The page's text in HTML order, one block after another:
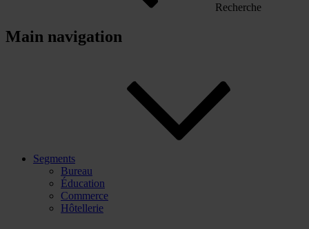
Recherche
Main navigation
Segments
Bureau
Éducation
Commerce
Hôtellerie